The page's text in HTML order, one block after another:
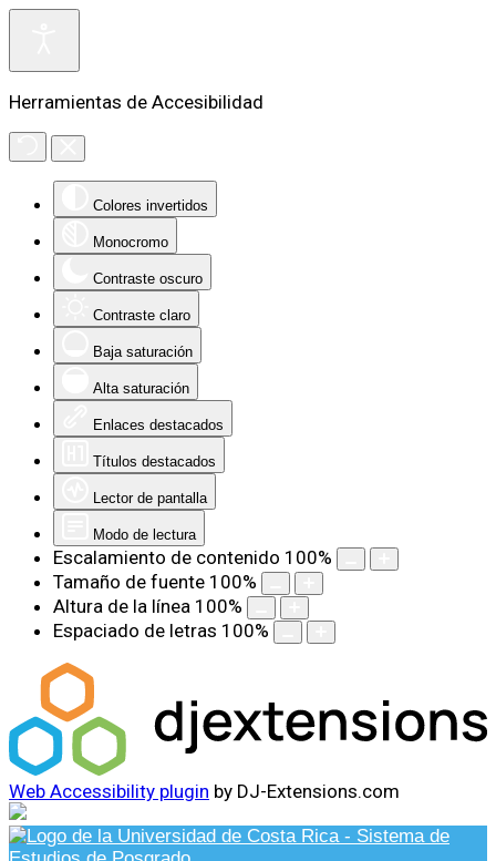
Herramientas de Accesibilidad
Colores invertidos
Monocromo
Contraste oscuro
Contraste claro
Baja saturación
Alta saturación
Enlaces destacados
Títulos destacados
Lector de pantalla
Modo de lectura
Escalamiento de contenido 100%
Tamaño de fuente 100%
Altura de la línea 100%
Espaciado de letras 100%
Web Accessibility plugin by DJ-Extensions.com